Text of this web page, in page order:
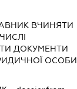
ВЧИНЯТИ
ДОКУМЕНТИ
ОСОБИ